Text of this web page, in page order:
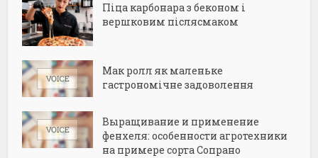
Піца карбонара з беконом і
вершковим післясмаком
Мак ролл як маленьке
гастрономічне задоволення
Выращивание и применение
фенхеля: особенности агротехники
на примере сорта Сопрано